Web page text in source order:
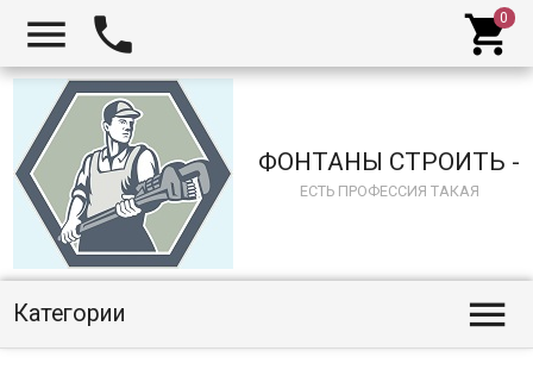
  
ФОНТАНЫ СТРОИТЬ -
ЕСТЬ ПРОФЕССИЯ ТАКАЯ
Категории 